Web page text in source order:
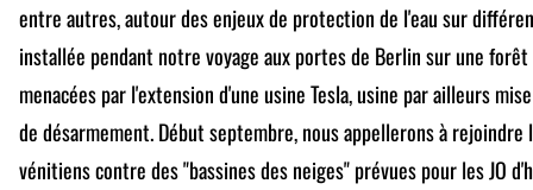
entre autres, autour des enjeux de protection de l'eau sur
installée pendant notre voyage aux portes de Berlin sur une
menacées par l'extension d'une usine Tesla, usine par ailleurs
de désarmement. Début septembre, nous appellerons à rejoindre
vénitiens contre des "bassines des neiges" prévues pour les JO